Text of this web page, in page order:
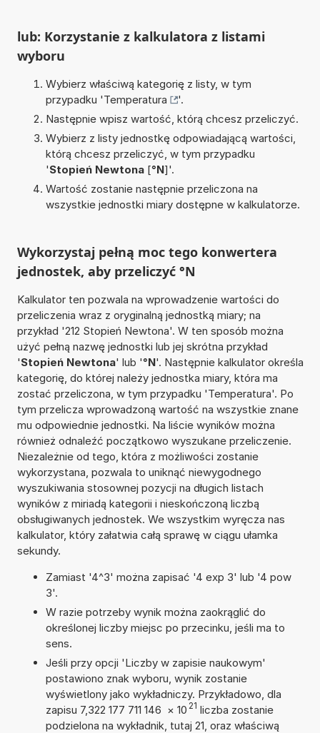
lub: Korzystanie z kalkulatora z listami
wyboru
Wybierz właściwą kategorię z listy, w tym
przypadku 'Temperatura
'.
Następnie wpisz wartość, którą chcesz przeliczyć.
Wybierz z listy jednostkę odpowiadającą wartości,
którą chcesz przeliczyć, w tym przypadku
'Stopień Newtona[°N]'.
Wartość zostanie następnie przeliczona na
wszystkie jednostki miary dostępne w kalkulatorze.
Wykorzystaj pełną moc tego konwertera
jednostek, aby przeliczyć °N
Kalkulator ten pozwala na wprowadzenie wartości do
przeliczenia wraz z oryginalną jednostką miary; na
przykład '212 Stopień Newtona'. W ten sposób można
użyć pełną nazwę jednostki lub jej skrótna przykład
'Stopień Newtona' lub '°N'. Następnie kalkulator określa
kategorię, do której należy jednostka miary, która ma
zostać przeliczona, w tym przypadku 'Temperatura'. Po
tym przelicza wprowadzoną wartość na wszystkie znane
mu odpowiednie jednostki. Na liście wyników można
również odnaleźć początkowo wyszukane przeliczenie.
Niezależnie od tego, która z możliwości zostanie
wykorzystana, pozwala to uniknąć niewygodnego
wyszukiwania stosownej pozycji na długich listach
wyników z miriadą kategorii i nieskończoną liczbą
obsługiwanych jednostek. We wszystkim wyręcza nas
kalkulator, który załatwia całą sprawę w ciągu ułamka
sekundy.
Zamiast '4^3' można zapisać '4 exp 3' lub '4 pow
3'.
W razie potrzeby wynik można zaokrąglić do
określonej liczby miejsc po przecinku, jeśli ma to
sens.
Jeśli przy opcji 'Liczby w zapisie naukowym'
postawiono znak wyboru, wynik zostanie
wyświetlony jako wykładniczy. Przykładowo, dla
zapisu 7,322 177 711 146 × 10 21 liczba zostanie
podzielona na wykładnik, tutaj 21, oraz właściwą